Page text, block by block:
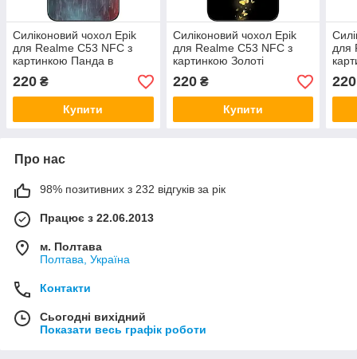
Силіконовий чохол Epik
для Realme C53 NFC з
картинкою Панда в
220 ₴
Купити
Силіконовий чохол Epik
для Realme C53 NFC з
картинкою Золоті
220₴
Купити
для
220
Про нас
98% позитивних з 232 відгуків за рік
Працює з 22.06.2013
м. Полтава
Полтава, Україна
Контакти
Сьогодні вихідний
Показати весь графік роботи